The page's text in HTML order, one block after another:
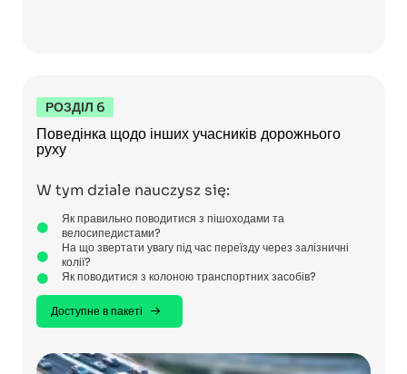
РОЗДІЛ 6
Поведінка щодо інших учасників дорожнього
руху
W tym dziale nauczysz się:
Як правильно поводитися з пішоходами та
велосипедистами?
На що звертати увагу під час переїзду через залізничні
колії?
Як поводитися з колоною транспортних засобів?
Доступне в пакеті